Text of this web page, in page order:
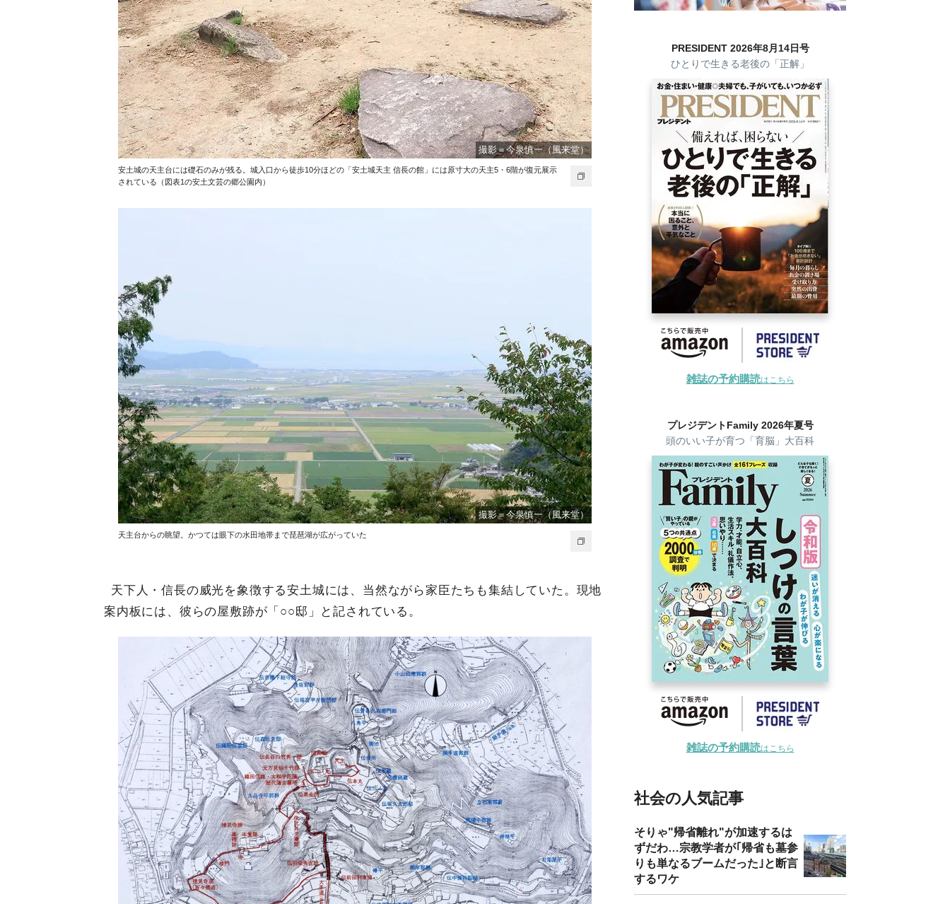
撮影＝今泉慎一（風来堂）
安土城の天主台には礎石のみが残る。城入口から徒歩10分ほどの「安土城天主 信長の館」には原寸大の天主5・6階が復元展示
されている（図表1の安土文芸の郷公園内）
撮影＝今泉慎一（風来堂）
天主台からの眺望。かつては眼下の水田地帯まで琵琶湖が広がっていた
天下人・信長の威光を象徴する安土城には、当然ながら家臣たちも集結していた。現地
案内板には、彼らの屋敷跡が「○○邸」と記されている。
PRESIDENT 2026年8月14日号
ひとりで生きる老後の「正解」
雑誌の予約購読はこちら
プレジデントFamily 2026年夏号
頭のいい子が育つ「育脳」大百科
雑誌の予約購読はこちら
社会の人気記事
そりゃ"帰省離れ"が加速するは
ずだわ…宗教学者が｢帰省も墓参
りも単なるブームだった｣と断言
するワケ